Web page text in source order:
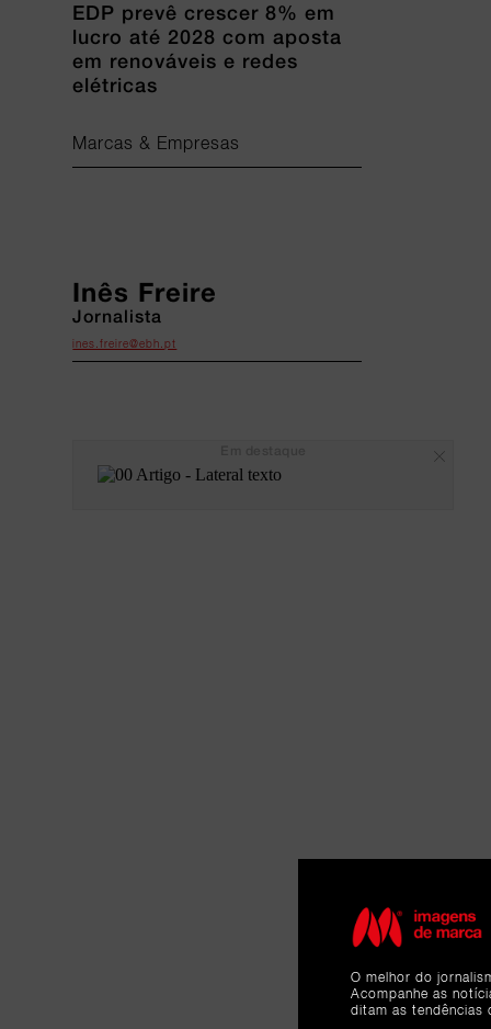
EDP prevê crescer 8% em
lucro até 2028 com aposta
em renováveis e redes
elétricas
Marcas & Empresas
Inês Freire
Jornalista
ines.freire@ebh.pt
O melhor do
Acompanhe as
ditam as tendências